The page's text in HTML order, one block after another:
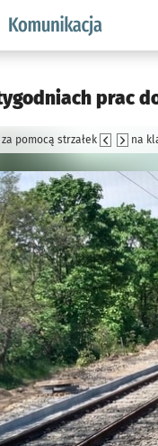
wroclaw.pl
prac
pomocą strzałek na
zdjęcia.